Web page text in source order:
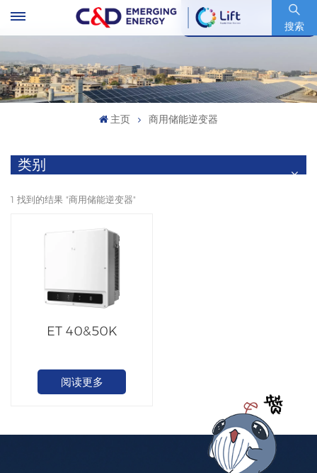
搜索
股票代码 : 600153.SH
主页 商用储能逆变器
类别
1 找到的结果 "商用储能逆变器"
ET 40&50K
阅读更多